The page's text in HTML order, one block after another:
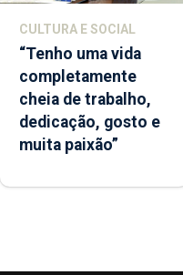
CULTURA E SOCIAL
“Tenho uma vida
completamente
cheia de trabalho,
dedicação, gosto e
muita paixão”